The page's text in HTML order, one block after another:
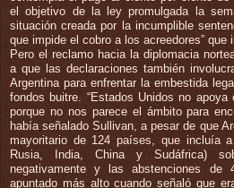
el objetivo de la ley promulgada la
situación creada por la incumplible
que impide el cobro a los acreedores” que
Pero el reclamo hacia la diplomacia
a que las declaraciones también
Argentina para enfrentar la embestida
fondos buitre. “Estados Unidos no
porque no nos parece el ámbito para
había señalado Sullivan, a pesar de que
mayoritario de 124 países, que incluía
Rusia, India, China y Sudáfrica)
negativamente y las abstenciones de
apuntado más alto cuando señaló que